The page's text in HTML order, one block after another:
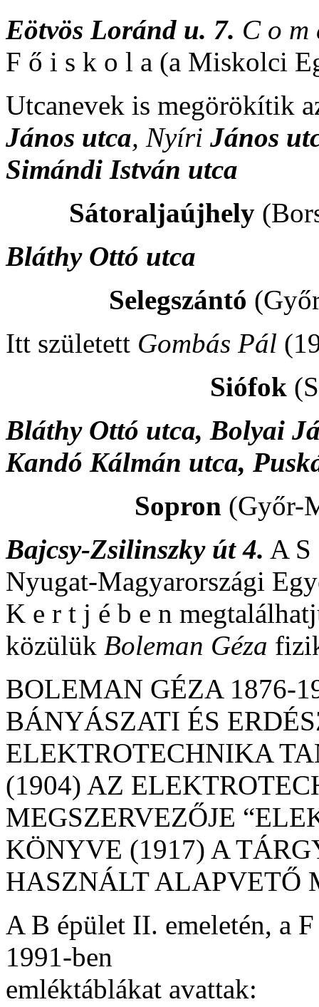
Eötvös Loránd u. 7. C o
F ő i s k o l a (a Miskolci
Utcanevek is megörökítik
János utca, Nyíri János
Simándi István utca
Sátoraljaújhely
Bláthy Ottó utca
Selegszántó
Itt született Gombás Pál
Siófok
Bláthy Ottó utca, Bolyai
Kandó Kálmán utca,
Sopron (Győr-
Bajcsy-Zsilinszky út 4. A S
Nyugat-Magyarországi
K e r t j é b e n
közülük Boleman Géza
BOLEMAN GÉZA 1876-
BÁNYÁSZATI ÉS
ELEKTROTECHNIKA
(1904) AZ
MEGSZERVEZŐJE
KÖNYVE (1917) A
HASZNÁLT ALAPVETŐ
A B épület II. emeletén, a
1991-ben
emléktáblákat avattak: